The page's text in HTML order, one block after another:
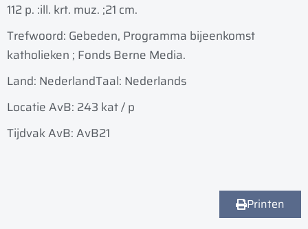
112 p. :ill. krt. muz. ;21 cm.
Trefwoord: Gebeden, Programma bijeenkomst
katholieken ; Fonds Berne Media.
Land: NederlandTaal: Nederlands
Locatie AvB: 243 kat / p
Tijdvak AvB: AvB21
Printen